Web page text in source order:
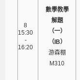
8
15:30
-
16:20
數學教學
解題
（一）
（IB）
游森棚
M310